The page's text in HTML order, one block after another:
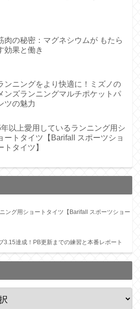
肉の秘密：マグネシウムが もたら
効果と働き
ンニングをより快適に！ミズノの
ンズランニングマルチポケットパ
ツの魅力
年以上愛用しているランニング用シ
ートタイツ【Barifall スポーツショ
トタイツ】
ング用ショートタイツ【Barifall スポーツショー
3.15達成！PB更新までの練習と本番レポート